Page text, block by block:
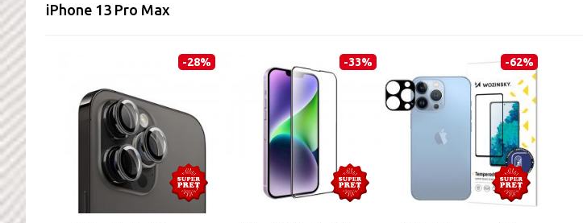
iPhone 13 Pro Max
-28% -33% -62%